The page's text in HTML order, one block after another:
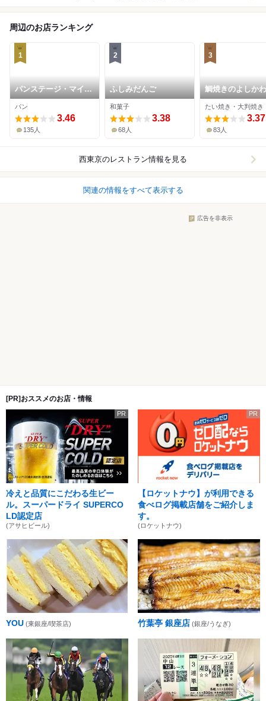
周辺のお店ランキング
1
パンステージ・マイ
東伏見店
パン
3.46
135人
2
ふしみだんご
和菓子
3.38
68人
3
鯛焼きのよしかわ
たい焼き・大判焼き
3.37
83人
西東京のレストラン情報を見る
関連の情報をすべて表示する
広告を非表示
[PR]おススメのお店・情報
PR
冷えと品質にこだわる生ビー
ル。スーパードライ SUPERCO
LD認定店
(アサヒビール)
PR
【ロケットナウ】が利用できる
食べログ掲載店舗をご紹介しま
す。
(ロケットナウ)
YOU (東銀座/喫茶店) 竹葉亭 銀座店 (銀座/うなぎ)